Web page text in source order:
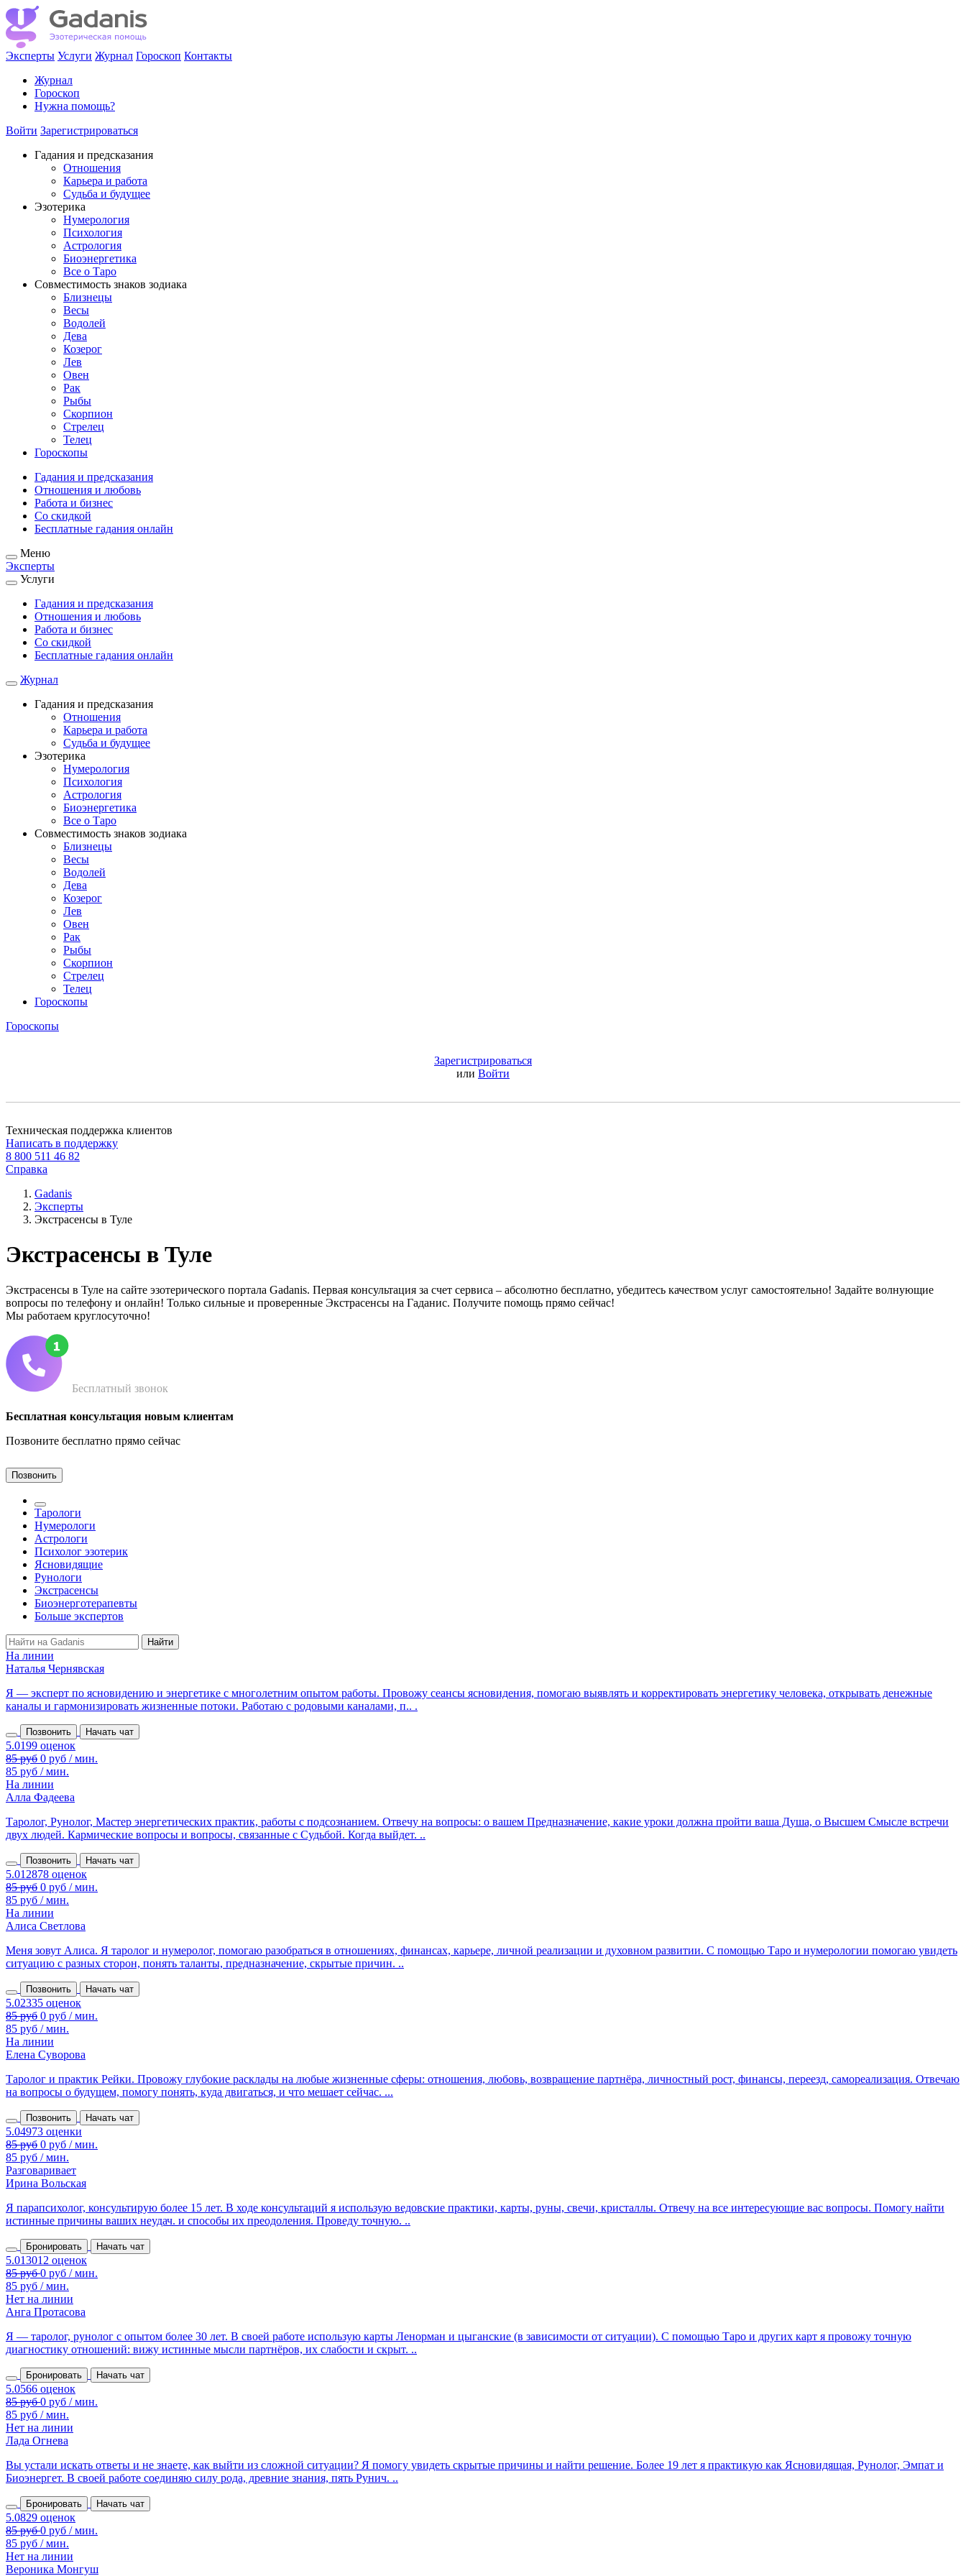
Эксперты Услуги Журнал Гороскоп Контакты
Журнал
Гороскоп
Нужна помощь?
Войти Зарегистрироваться
Гадания и предсказания
Отношения
Карьера и работа
Cудьба и будущее
Эзотерика
Нумерология
Психология
Астрология
Биоэнергетика
Все о Таро
Совместимость знаков зодиака
Близнецы
Весы
Водолей
Дева
Козерог
Лев
Овен
Рак
Рыбы
Скорпион
Стрелец
Телец
Гороскопы
Гадания и предсказания
Отношения и любовь
Работа и бизнес
Со скидкой
Бесплатные гадания онлайн
Меню
Эксперты
Услуги
Гадания и предсказания
Отношения и любовь
Работа и бизнес
Со скидкой
Бесплатные гадания онлайн
Журнал
Гадания и предсказания
Отношения
Карьера и работа
Cудьба и будущее
Эзотерика
Нумерология
Психология
Астрология
Биоэнергетика
Все о Таро
Совместимость знаков зодиака
Близнецы
Весы
Водолей
Дева
Козерог
Лев
Овен
Рак
Рыбы
Скорпион
Стрелец
Телец
Гороскопы
Гороскопы
Зарегистрироваться
или Войти
Техническая поддержка клиентов
Написать в поддержку
8 800 511 46 82
Справка
Gadanis
Эксперты
Экстрасенсы в Туле
Экстрасенсы в Туле
Экстрасенсы в Туле на сайте эзотерического портала Gadanis. Первая консультация за счет сервиса – абсолютно бесплатно, убедитесь качеством услуг самостоятельно! Задайте волнующие
вопросы по телефону и онлайн! Только сильные и проверенные Экстрасенсы на Гаданис. Получите помощь прямо сейчас!
Мы работаем круглосуточно!
Бесплатный звонок
Бесплатная консультация новым клиентам
Позвоните бесплатно прямо сейчас
Позвонить
Тарологи
Нумерологи
Астрологи
Психолог эзотерик
Ясновидящие
Рунологи
Экстрасенсы
Биоэнерготерапевты
Больше экспертов
На линии
Наталья Чернявская
Я — эксперт по ясновидению и энергетике с многолетним опытом работы. Провожу сеансы ясновидения, помогаю выявлять и корректировать энергетику человека, открывать денежные
каналы и гармонизировать жизненные потоки. Работаю с родовыми каналами, п.. .
Позвонить Начать чат
85 руб 0 руб / мин.
85 руб / мин.
На линии
Алла Фадеева
Таролог, Рунолог, Мастер энергетических практик, работы с подсознанием. Отвечу на вопросы: о вашем Предназначение, какие уроки должна пройти ваша Душа, о Высшем Смысле встречи
двух людей. Кармические вопросы и вопросы, связанные с Судьбой. Когда выйдет. ..
Позвонить Начать чат
85 руб 0 руб / мин.
85 руб / мин.
На линии
Алиса Светлова
Меня зовут Алиса. Я таролог и нумеролог, помогаю разобраться в отношениях, финансах, карьере, личной реализации и духовном развитии. С помощью Таро и нумерологии помогаю увидеть
ситуацию с разных сторон, понять таланты, предназначение, скрытые причин. ..
Позвонить Начать чат
85 руб 0 руб / мин.
85 руб / мин.
На линии
Елена Суворова
Таролог и практик Рейки. Провожу глубокие расклады на любые жизненные сферы: отношения, любовь, возвращение партнёра, личностный рост, финансы, переезд, самореализация. Отвечаю
на вопросы о будущем, помогу понять, куда двигаться, и что мешает сейчас. ...
Позвонить Начать чат
85 руб 0 руб / мин.
85 руб / мин.
Разговаривает
Ирина Вольская
Я парапсихолог, консультирую более 15 лет. В ходе консультаций я использую ведовские практики, карты, руны, свечи, кристаллы. Отвечу на все интересующие вас вопросы. Помогу найти
истинные причины ваших неудач. и способы их преодоления. Проведу точную. ..
Бронировать Начать чат
85 руб / мин.
Нет на линии
Анга Протасова
Я — таролог, рунолог с опытом более 30 лет. В своей работе использую карты Ленорман и цыганские (в зависимости от ситуации). С помощью Таро и других карт я провожу точную
диагностику отношений: вижу истинные мысли партнёров, их слабости и скрыт. ..
Бронировать Начать чат
85 руб / мин.
Нет на линии
Лада Огнева
Вы устали искать ответы и не знаете, как выйти из сложной ситуации? Я помогу увидеть скрытые причины и найти решение. Более 19 лет я практикую как Ясновидящая, Рунолог, Эмпат и
Биоэнергет. В своей работе соединяю силу рода, древние знания, пять Рунич. ..
Бронировать Начать чат
85 руб / мин.
Нет на линии
Вероника Монгуш